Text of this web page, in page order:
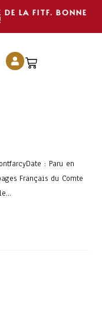
DE LA FITF. BONNE
: Paru en
Français du Comte